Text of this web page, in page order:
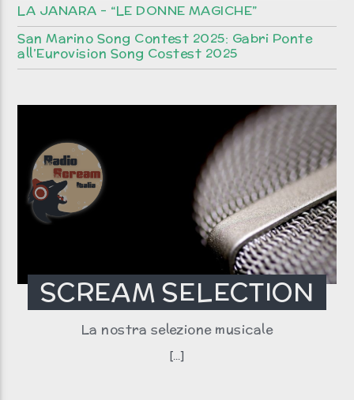
LA JANARA – “LE DONNE MAGICHE”
San Marino Song Contest 2025: Gabri Ponte
all’Eurovision Song Costest 2025
SCREAM SELECTION
La nostra selezione musicale
[...]